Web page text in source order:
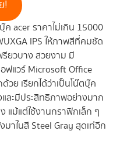
!
acer ราคาไม่เกิน 15000
IPS ให้ภาพสีที่คมชัด
รียวบาง สวยงาม มี
ฟแวร์ Microsoft Office
วย เรียกได้ว่าเป็นโน๊ตบุ๊ค
ละมีประสิทธิภาพอย่างมาก
แม้แต่ใช้งานกราฟิกเล็ก ๆ
าในสี Steel Gray สุดเท่อีก